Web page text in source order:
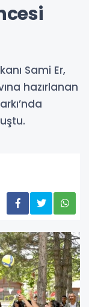
Sami Er,
hazırlanan